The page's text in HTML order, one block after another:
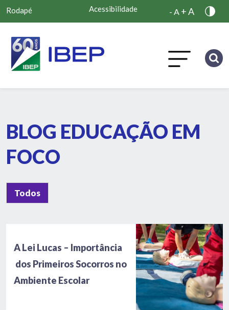
Rodapé Acessibilidade - A + A
BLOG EDUCAÇÃO EM
FOCO
Todos
A Lei Lucas – Importância
dos Primeiros Socorros no
Ambiente Escolar